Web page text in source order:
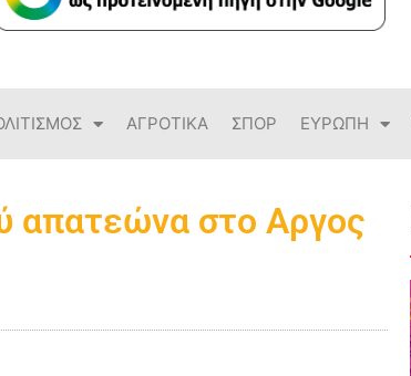
ΑΓΡΟΤΙΚΑ ΣΠΟΡ ΕΥΡΩΠΗ
απατεώνα στο Αργος